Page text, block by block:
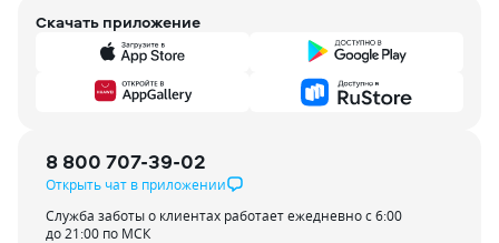
Скачать приложение
8 800 707-39-02
Открыть чат в приложении
Служба заботы о клиентах работает ежедневно с 6:00
до 21:00 по МСК